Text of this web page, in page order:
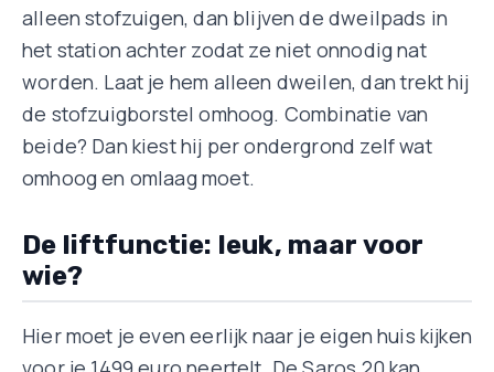
alleen stofzuigen, dan blijven de dweilpads in
het station achter zodat ze niet onnodig nat
worden. Laat je hem alleen dweilen, dan trekt hij
de stofzuigborstel omhoog. Combinatie van
beide? Dan kiest hij per ondergrond zelf wat
omhoog en omlaag moet.
De liftfunctie: leuk, maar voor
wie?
Hier moet je even eerlijk naar je eigen huis kijken